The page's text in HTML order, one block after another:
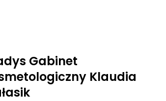
Gabinet
Klaudia